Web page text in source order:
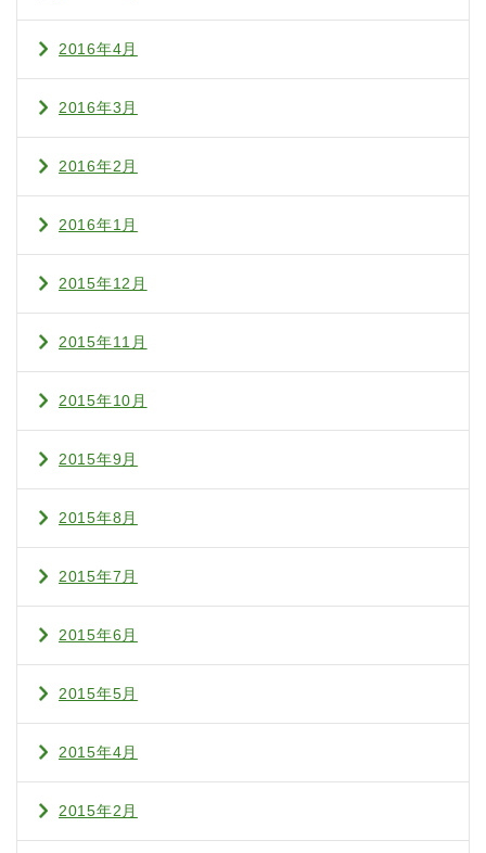
2016年4月
2016年3月
2016年2月
2016年1月
2015年12月
2015年11月
2015年10月
2015年9月
2015年8月
2015年7月
2015年6月
2015年5月
2015年4月
2015年2月